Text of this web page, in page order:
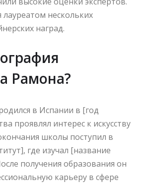
лауреатом нескольких
наград.
Рамона?
в Испании в [год
проявлял интерес к искусству
школы поступил в
где изучал [название
получения образования он
карьеру в сфере